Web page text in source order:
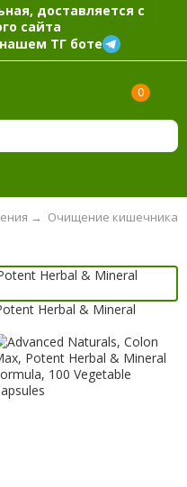
доставляется с
сайта
ТГ боте
0
→ Очищение кишечника